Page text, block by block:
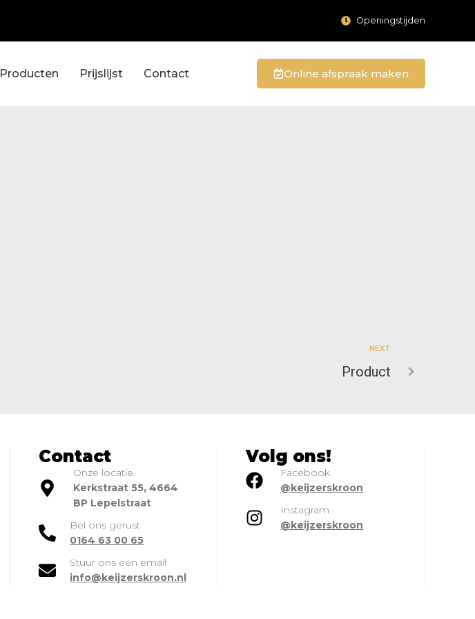
Openingstijden
Producten Prijslijst Contact Online afspraak maken
NEXT
Product
Contact
Onze locatie
Kerkstraat 55, 4664
BP Lepelstraat
Bel ons gerust
0164 63 00 65
Stuur ons een email
info@keijzerskroon.nl
Volg ons!
Facebook
@keijzerskroon
Instagram
@keijzerskroon